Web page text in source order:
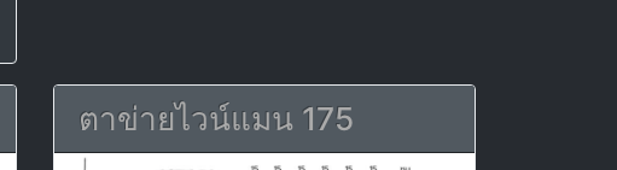
ตาข่ายไวน์แมน 175